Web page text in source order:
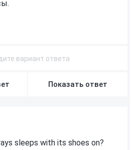
Показать ответ
sleeps with its shoes on?